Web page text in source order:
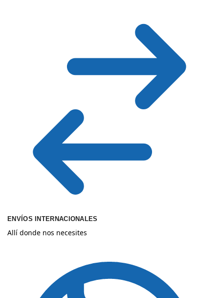
ENVÍOS INTERNACIONALES
Allí donde nos necesites